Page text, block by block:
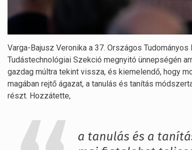
Varga-Bajusz Veronika a 37. Országos
Tudástechnológiai Szekció megnyitó ünnepségén
gazdag múltra tekint vissza, és kiemelendő, hogy
magában rejtő ágazat, a tanulás és tanítás
részt. Hozzátette,
a tanulás és a